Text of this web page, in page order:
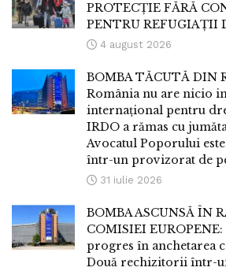
PROTECȚIE FĂRĂ
PENTRU REFUGIAȚII
4 august 2026
BOMBA TĂCUTĂ DIN
România nu are nicio
internațional pentru
IRDO a rămas cu
Avocatul Poporului
într-un provizorat de
31 iulie 2026
BOMBA ASCUNSĂ ÎN
COMISIEI
progres în anchetarea
Două rechizitorii într-